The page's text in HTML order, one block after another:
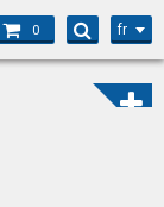
0 fr